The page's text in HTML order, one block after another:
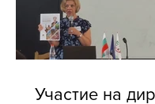
Участие на